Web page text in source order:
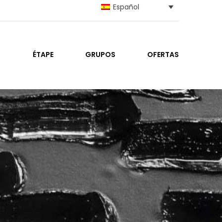
Español
ÉTAPE GRUPOS OFERTAS